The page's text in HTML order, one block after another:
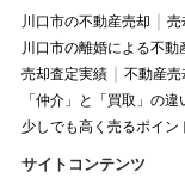
川口市の不動産売却 売
川口市の離婚による不動
売却査定実績
不動産売
「仲介」と「買取」の違
少しでも高く売るポイン
サイトコンテンツ